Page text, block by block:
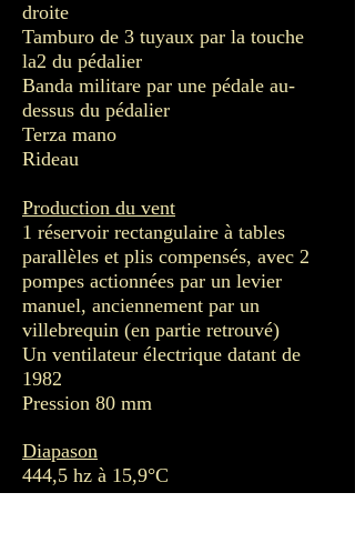
droite
Tamburo de 3 tuyaux par la touche
la2 du pédalier
Banda militare par une pédale au-
dessus du pédalier
Terza mano
Rideau
Production du vent
1 réservoir rectangulaire à tables
parallèles et plis compensés, avec 2
pompes actionnées par un levier
manuel, anciennement par un
villebrequin (en partie retrouvé)
Un ventilateur électrique datant de
1982
Pression 80 mm
Diapason
444,5 hz à 15,9°C